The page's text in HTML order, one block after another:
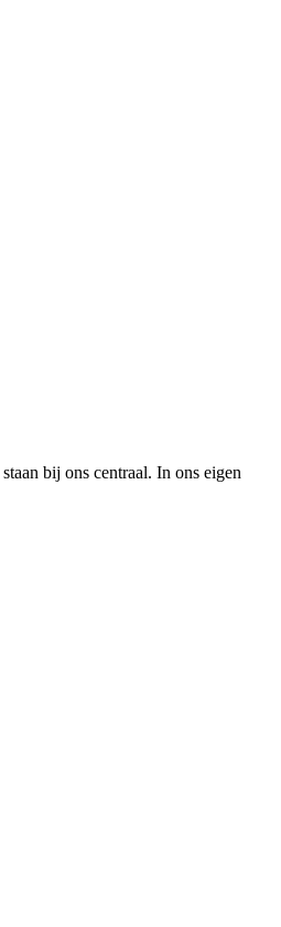
staan bij ons centraal. In ons eigen